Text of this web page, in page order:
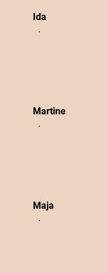
Ida
Martine
Maja